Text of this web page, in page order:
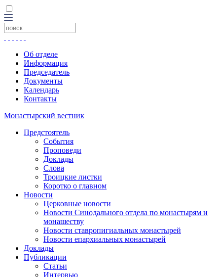
Об отделе
Информация
Председатель
Документы
Календарь
Контакты
Монастырский вестник
Предстоятель
События
Проповеди
Доклады
Слова
Троицкие листки
Коротко о главном
Новости
Церковные новости
Новости Синодального отдела по монастырям и
монашеству
Новости ставропигиальных монастырей
Новости епархиальных монастырей
Доклады
Публикации
Статьи
Интервью